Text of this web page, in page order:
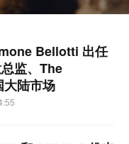
Bellotti 出任
监、The
陆市场